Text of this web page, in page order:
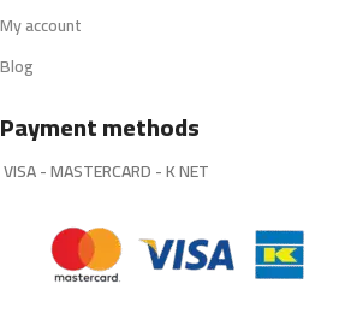
My account
Blog
Payment methods
VISA - MASTERCARD - K NET